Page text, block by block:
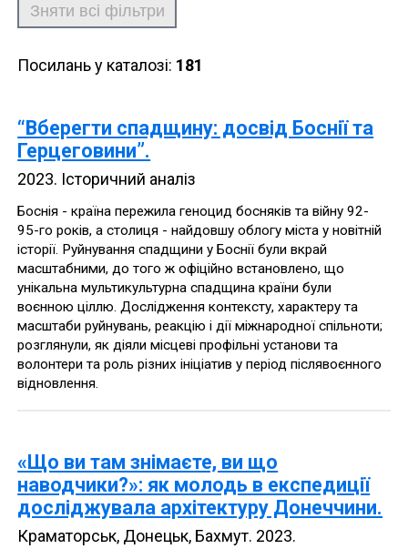
Зняти всі фільтри
Посилань у каталозі: 181
“Вберегти спадщину: досвід Боснії та
Герцеговини”.
2023. Історичний аналіз
Боснія - країна пережила геноцид босняків та війну 92-
95-го років, а столиця - найдовшу облогу міста у новітній
історії. Руйнування спадщини у Боснії були вкрай
масштабними, до того ж офіційно встановлено, що
унікальна мультикультурна спадщина країни були
воєнною ціллю. Дослідження контексту, характеру та
масштаби руйнувань, реакцію і дії міжнародної спільноти;
розглянули, як діяли місцеві профільні установи та
волонтери та роль різних ініціатив у період післявоєнного
відновлення.
«Що ви там знімаєте, ви що
наводчики?»: як молодь в експедиції
досліджувала архітектуру Донеччини.
Краматорськ, Донецьк, Бахмут. 2023.